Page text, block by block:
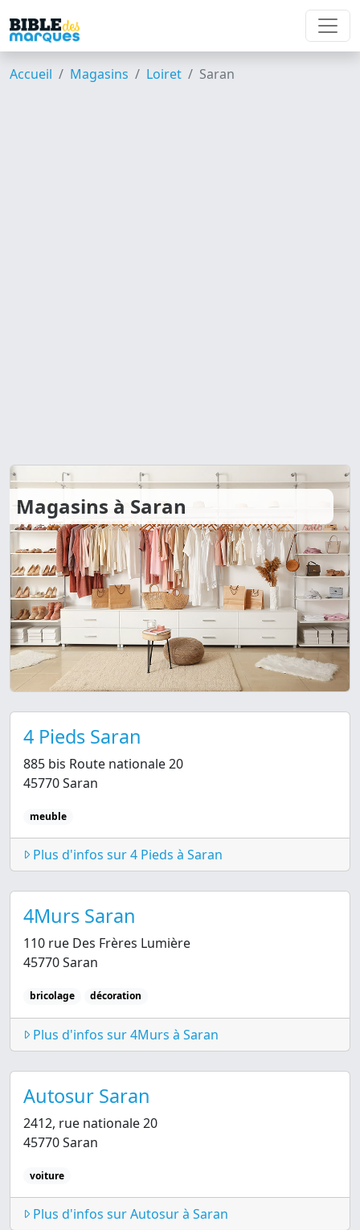
Accueil Magasins Loiret Saran
Magasins à Saran
4 Pieds Saran
885 bis Route nationale 20
45770 Saran
meuble
Plus d'infos sur 4 Pieds à Saran
4Murs Saran
110 rue Des Frères Lumière
45770 Saran
bricolage décoration
Plus d'infos sur 4Murs à Saran
Autosur Saran
2412, rue nationale 20
45770 Saran
voiture
Plus d'infos sur Autosur à Saran